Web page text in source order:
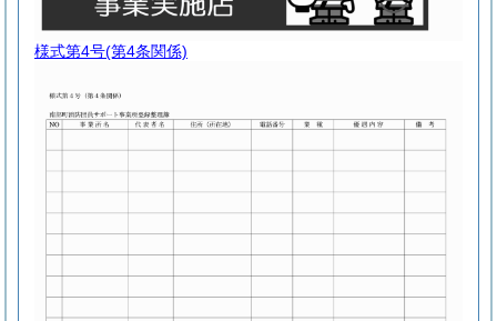
様式第4号(第4条関係)